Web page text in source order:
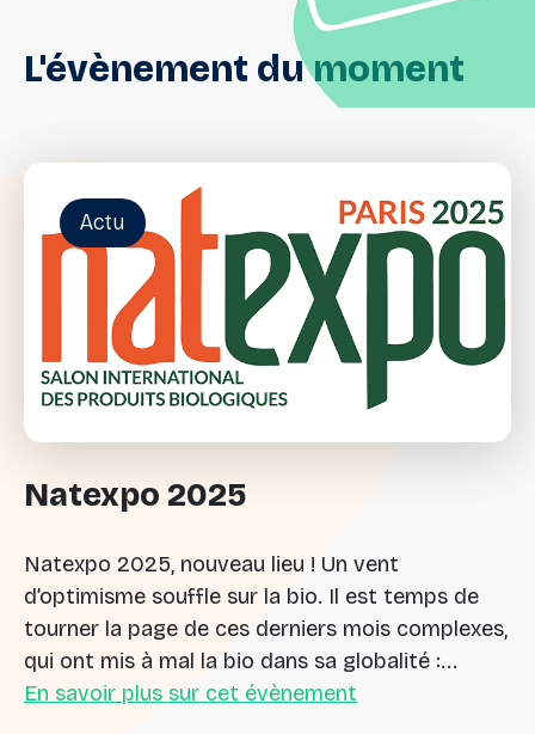
L'évènement dumoment
Actu
Natexpo 2025
Natexpo 2025, nouveau lieu ! Un vent
d’optimisme souffle sur la bio. Il est temps de
tourner la page de ces derniers mois complexes,
qui ont mis à mal la bio dans sa globalité :...
En savoir plus sur cet évènement